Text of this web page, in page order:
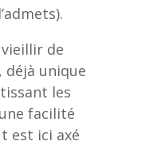
de
unique
les
facilité
est ici axé